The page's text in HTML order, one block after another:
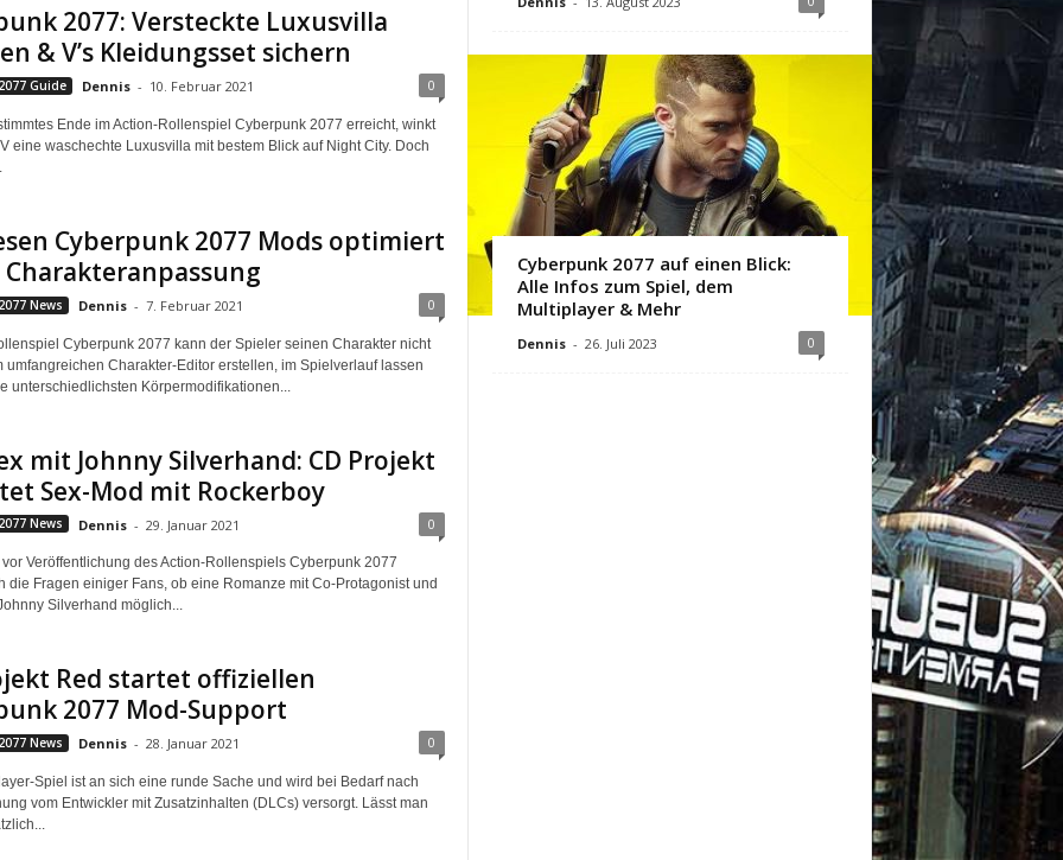
2077: Versteckte Luxusvilla
& V’s Kleidungsset sichern
Guide Dennis - 10. Februar 2021 0
Ende im Action-Rollenspiel Cyberpunk 2077 erreicht, winkt
eine waschechte Luxusvilla mit bestem Blick auf Night City. Doch
Cyberpunk 2077 Mods optimiert
News Dennis - 7. Februar 2021 0
Cyberpunk 2077 kann der Spieler seinen Charakter nicht
umfangreichen Charakter-Editor erstellen, im Spielverlauf lassen
unterschiedlichsten Körpermodifikationen...
mit Johnny Silverhand: CD Projekt
Sex-Mod mit Rockerboy
News Dennis - 29. Januar 2021 0
vor Veröffentlichung des Action-Rollenspiels Cyberpunk 2077
die Fragen einiger Fans, ob eine Romanze mit Co-Protagonist und
Silverhand möglich...
Red startet offiziellen
2077 Mod-Support
News Dennis - 28. Januar 2021 0
Spiel ist an sich eine runde Sache und wird bei Bedarf nach
vom Entwickler mit Zusatzinhalten (DLCs) versorgt. Lässt man
Cyberpunk 2077 auf einen Blick:
Alle Infos zum Spiel, dem
Multiplayer & Mehr
Dennis - 26. Juli 2023 0